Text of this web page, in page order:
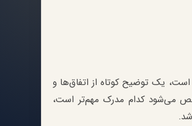
یک توضیح کوتاه از اتفاق‌ها و
می‌شود کدام مدرک مهم‌تر است،